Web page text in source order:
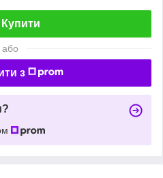
Купити
або
з